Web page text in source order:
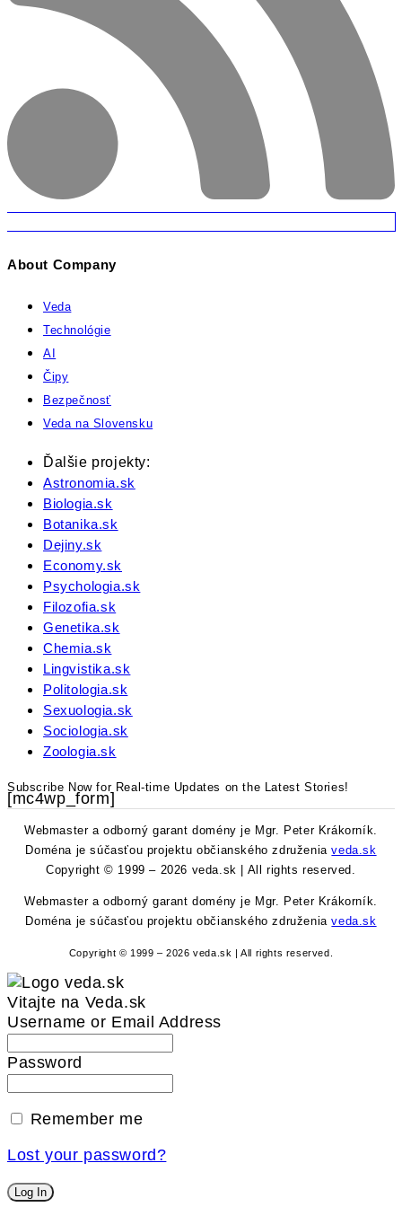
About Company
Veda
Technológie
AI
Čipy
Bezpečnosť
Veda na Slovensku
Ďalšie projekty:
Astronomia.sk
Biologia.sk
Botanika.sk
Dejiny.sk
Economy.sk
Psychologia.sk
Filozofia.sk
Genetika.sk
Chemia.sk
Lingvistika.sk
Politologia.sk
Sexuologia.sk
Sociologia.sk
Zoologia.sk
Subscribe Now for Real-time Updates on the Latest Stories!
[mc4wp_form]
Webmaster a odborný garant domény je Mgr. Peter Krákorník.
Doména je súčasťou projektu občianského združeniaveda.sk
Copyright © 1999 – 2026 veda.sk | All rights reserved.
Webmaster a odborný garant domény je Mgr. Peter Krákorník.
Doména je súčasťou projektu občianského združeniaveda.sk
Copyright © 1999 – 2026 veda.sk | All rights reserved.
Vitajte na Veda.sk
Username or Email Address
Password
Remember me
Lost your password?